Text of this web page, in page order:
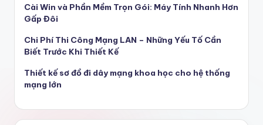
Cài Win và Phần Mềm Trọn Gói: Máy Tính Nhanh Hơn
Gấp Đôi
Chi Phí Thi Công Mạng LAN – Những Yếu Tố Cần
Biết Trước Khi Thiết Kế
Thiết kế sơ đồ đi dây mạng khoa học cho hệ thống
mạng lớn